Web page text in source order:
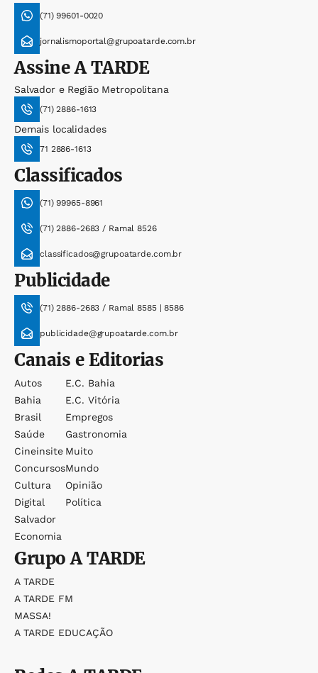
(71) 99601-0020
jornalismoportal@grupoatarde.com.br
AssineA TARDE
Salvador e Região Metropolitana
(71) 2886-1613
Demais localidades
71 2886-1613
Classificados
(71) 99965-8961
(71) 2886-2683 / Ramal 8526
classificados@grupoatarde.com.br
Publicidade
(71) 2886-2683 / Ramal 8585 | 8586
publicidade@grupoatarde.com.br
Canais e Editorias
Autos
Bahia
Brasil
Saúde
Cineinsite
Concursos
Cultura
Digital
Salvador
Economia
E.c. Bahia
E.c. Vitória
Empregos
Gastronomia
Muito
Mundo
Opinião
Política
GrupoA TARDE
A TARDE
A TARDE FM
MASSA!
A TARDE EDUCAÇÃO